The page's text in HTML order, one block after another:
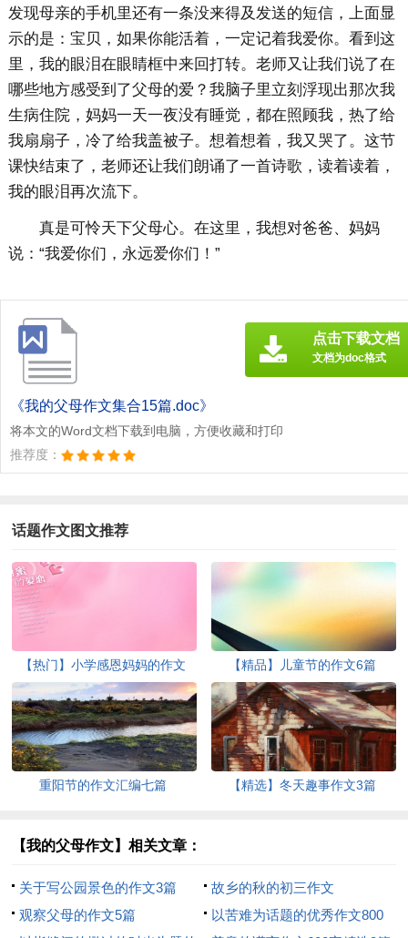
发现母亲的手机里还有一条没来得及发送的短信，上面显
示的是：宝贝，如果你能活着，一定记着我爱你。看到这
里，我的眼泪在眼睛框中来回打转。老师又让我们说了在
哪些地方感受到了父母的爱？我脑子里立刻浮现出那次我
生病住院，妈妈一天一夜没有睡觉，都在照顾我，热了给
我扇扇子，冷了给我盖被子。想着想着，我又哭了。这节
课快结束了，老师还让我们朗诵了一首诗歌，读着读着，
我的眼泪再次流下。
真是可怜天下父母心。在这里，我想对爸爸、妈妈
说：“我爱你们，永远爱你们！”
《我的父母作文集合15篇.doc》
将本文的Word文档下载到电脑，方便收藏和打印
推荐度：
点击下载文档
文档为doc格式
话题作文图文推荐
【热门】小学感恩妈妈的作文
400字4篇
【精品】儿童节的作文6篇
重阳节的作文汇编七篇 【精选】冬天趣事作文3篇
【我的父母作文】相关文章：
关于写公园景色的作文3篇
故乡的秋的初三作文
观察父母的作文5篇
以苦难为话题的优秀作文800